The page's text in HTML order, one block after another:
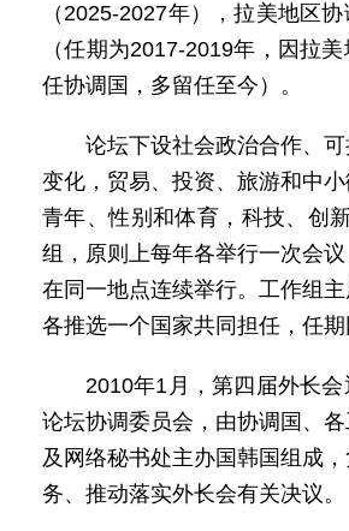
（2025-2027年），拉美地区
（任期为2017-2019年，因拉
任协调国，多留任至今）。
论坛下设社会政治合作、
变化，贸易、投资、旅游和中小
青年、性别和体育，科技、创
组，原则上每年各举行一次会
在同一地点连续举行。工作组
各推选一个国家共同担任，任期
2010年1月，第四届外长
论坛协调委员会，由协调国、
及网络秘书处主办国韩国组成
务、推动落实外长会有关决议。